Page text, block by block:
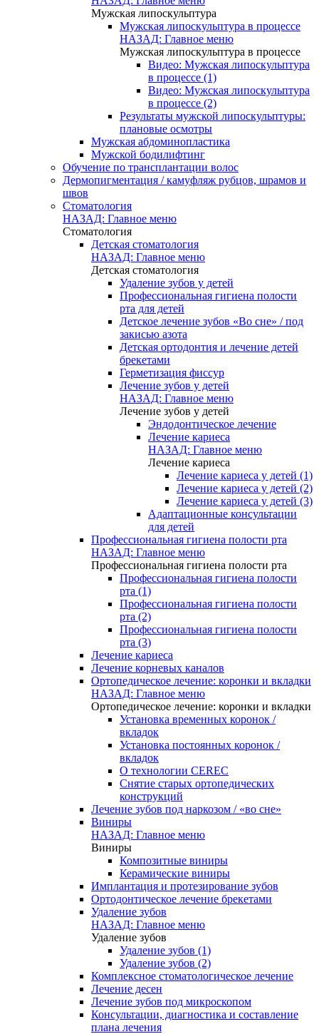
Мужская липоскульптура
Мужская липоскульптура в процессе
НАЗАД: Главное меню
Мужская липоскульптура в процессе
Видео: Мужская липоскульптура
в процессе (1)
Видео: Мужская липоскульптура
в процессе (2)
Результаты мужской липоскульптуры:
плановые осмотры
Мужская абдоминопластика
Мужской бодилифтинг
Обучение по трансплантации волос
Дермопигментация / камуфляж рубцов, шрамов и
швов
Стоматология
НАЗАД: Главное меню
Стоматология
Детская стоматология
НАЗАД: Главное меню
Детская стоматология
Удаление зубов у детей
Профессиональная гигиена полости
рта для детей
Детское лечение зубов «Во сне» / под
закисью азота
Детская ортодонтия и лечение детей
брекетами
Герметизация фиссур
Лечение зубов у детей
НАЗАД: Главное меню
Лечение зубов у детей
Эндодонтическое лечение
Лечение кариеса
НАЗАД: Главное меню
Лечение кариеса
Лечение кариеса у детей (1)
Лечение кариеса у детей (2)
Лечение кариеса у детей (3)
Адаптационные консультации
для детей
Профессиональная гигиена полости рта
НАЗАД: Главное меню
Профессиональная гигиена полости рта
Профессиональная гигиена полости
рта (1)
Профессиональная гигиена полости
рта (2)
Профессиональная гигиена полости
рта (3)
Лечение кариеса
Лечение корневых каналов
Ортопедическое лечение: коронки и вкладки
НАЗАД: Главное меню
Ортопедическое лечение: коронки и вкладки
Установка временных коронок /
вкладок
Установка постоянных коронок /
вкладок
О технологии CEREC
Снятие старых ортопедических
конструкций
Лечение зубов под наркозом / «во сне»
Виниры
НАЗАД: Главное меню
Виниры
Композитные виниры
Керамические виниры
Имплантация и протезирование зубов
Ортодонтическое лечение брекетами
Удаление зубов
НАЗАД: Главное меню
Удаление зубов
Удаление зубов (1)
Удаление зубов (2)
Комплексное стоматологическое лечение
Лечение десен
Лечение зубов под микроскопом
Консультации, диагностика и составление
плана лечения